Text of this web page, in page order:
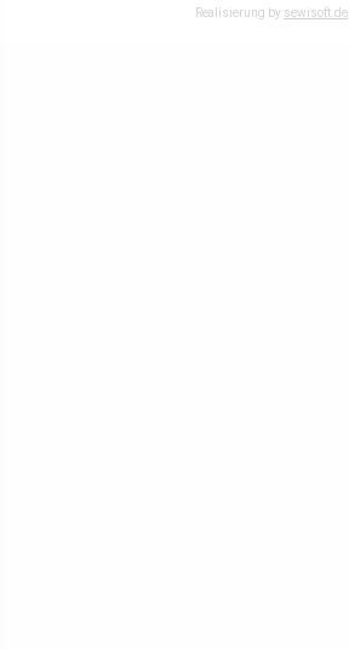
Realisierung by sewisoft.de